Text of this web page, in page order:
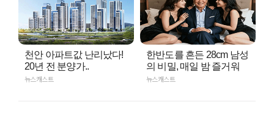
천안 아파트값 난리났다!
20년 전 분양가..
뉴스캐스트
한반도를 흔든 28cm 남성
의 비밀, 매일 밤 즐거워
뉴스캐스트